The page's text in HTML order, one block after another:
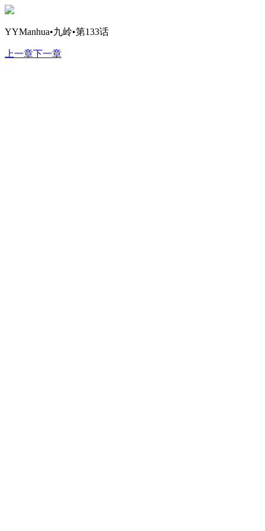
YYManhua•九岭•第133话
上一章下一章